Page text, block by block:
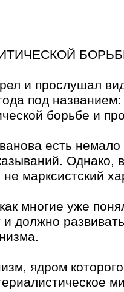
и прослушал
под
борьбе и
есть
Однако,
марксистский
многие уже
должно
ядром